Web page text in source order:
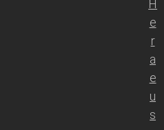
H
e
r
a
e
u
s